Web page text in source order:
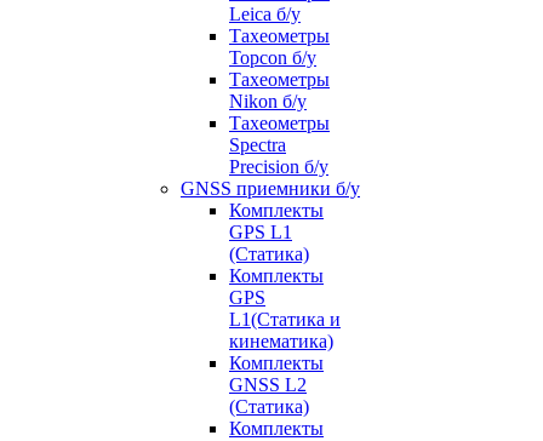
Leica б/у
Тахеометры
Topcon б/у
Тахеометры
Nikon б/у
Тахеометры
Spectra
Precision б/у
GNSS приемники б/у
Комплекты
GPS L1
(Статика)
Комплекты
GPS
L1(Статика и
кинематика)
Комплекты
GNSS L2
(Статика)
Комплекты